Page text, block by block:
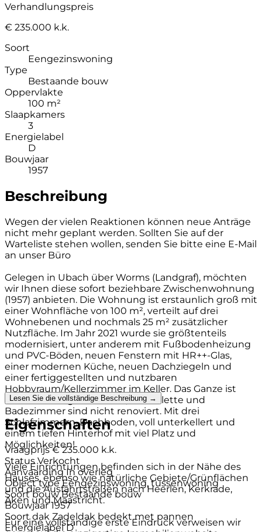
Verhandlungspreis
€ 235.000 k.k.
Soort
Eengezinswoning
Type
Bestaande bouw
Oppervlakte
100 m²
Slaapkamers
3
Energielabel
D
Bouwjaar
1957
Beschreibung
Wegen der vielen Reaktionen können neue Anträge
nicht mehr geplant werden. Sollten Sie auf der
Warteliste stehen wollen, senden Sie bitte eine E-Mail
an unser Büro
Gelegen in Ubach über Worms (Landgraf), möchten
wir Ihnen diese sofort beziehbare Zwischenwohnung
(1957) anbieten. Die Wohnung ist erstaunlich groß mit
einer Wohnfläche von 100 m², verteilt auf drei
Wohnebenen und nochmals 25 m² zusätzlicher
Nutzfläche. Im Jahr 2021 wurde sie größtenteils
modernisiert, unter anderem mit Fußbodenheizung
und PVC-Böden, neuen Fenstern mit HR++-Glas,
einer modernen Küche, neuen Dachziegeln und
einer fertiggestellten und nutzbaren
Hobbyraum/Kellerzimmer im Keller. Das Ganze ist
ordentlich abgeschlossen, nur Toilette und
Badezimmer sind nicht renoviert. Mit drei
Schlafzimmern, Dachboden, voll unterkellert und
einem tiefen Hinterhof mit viel Platz und
Möglichkeiten!
Viele Einrichtungen befinden sich in der Nähe des
Hauses, ebenso wie natürliche Gebiete/Grünflächen
und die Ausfahrtstraßen nach Heerlen, Kerkrade,
Aken und Maastricht.
Für eine vollständige erste Eindruck verweisen wir
Lesen Sie die vollständige Beschreibung →
Eigenschaften
Vraagprijs € 235.000 k.k.
Status Verkocht
Aanvaarding In overleg
Object type Eengezinswoning, tussenwoning
Soort bouw Bestaande bouw
Bouwjaar 1957
Soort dak Zadeldak bedekt met pannen
Energielabel D